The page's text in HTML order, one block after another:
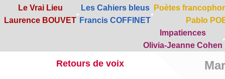
Le Vrai Lieu
Laurence BOUVET
•
Les Cahiers bleus
Francis COFFINET
•
Poètes
Pablo
Impatiences
Olivia-Jeanne Cohen
•
Retours de voix